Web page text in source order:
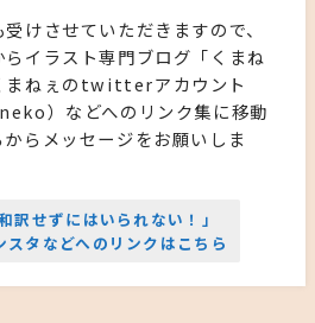
けさせていただきますので、
イラスト専門ブログ「くまね
まねぇのtwitterアカウント
）などへのリンク集に移動
らメッセージをお願いしま
せずにはいられない！」
などへのリンクはこちら